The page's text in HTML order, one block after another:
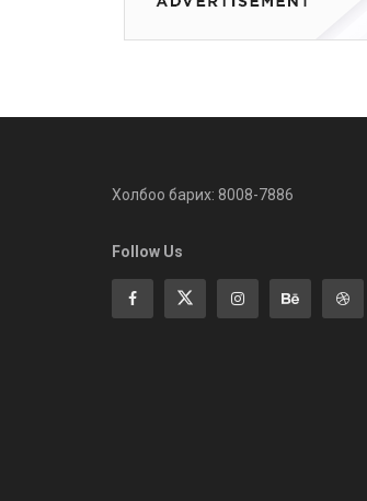
Холбоо барих: 8008-7886
Follow Us